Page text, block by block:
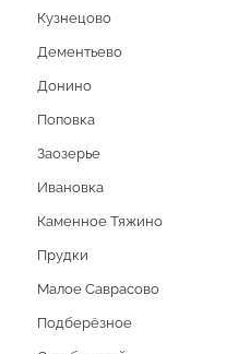
Кузнецово
Дементьево
Донино
Поповка
Заозерье
Ивановка
Каменное Тяжино
Прудки
Малое Саврасово
Подберёзное